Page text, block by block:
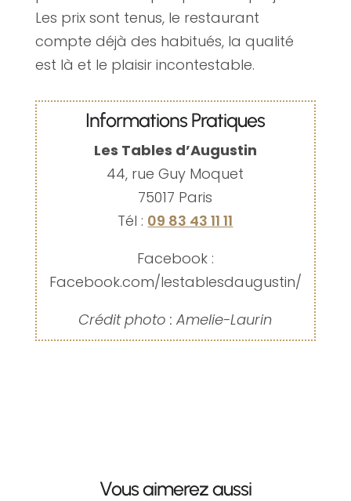
Les prix sont tenus, le restaurant
compte déjà des habitués, la qualité
est là et le plaisir incontestable.
Informations Pratiques
Les Tables d’Augustin
44, rue Guy Moquet
75017 Paris
Tél : 09 83 43 11 11
Facebook :
Facebook.com/lestablesdaugustin/
Crédit photo : Amelie-Laurin
Vous aimerez aussi